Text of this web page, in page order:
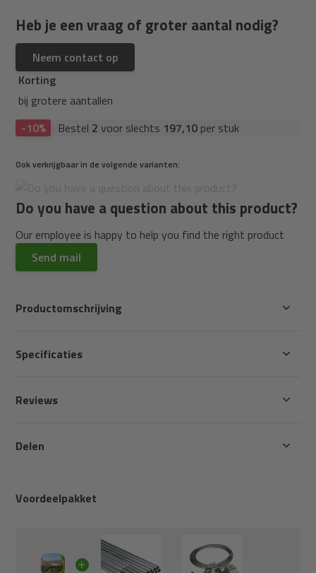
Heb je een vraag of groter aantal nodig?
Neem contact op
Korting
bij grotere aantallen
-10%
Bestel 2 voor slechts 197,10 per stuk
Ook verkrijgbaar in de volgende varianten:
Do you have a question about this product?
Our employee is happy to help you find the right product
Send mail
Voordeelpakket
Productomschrijving
Specificaties
Reviews
Delen